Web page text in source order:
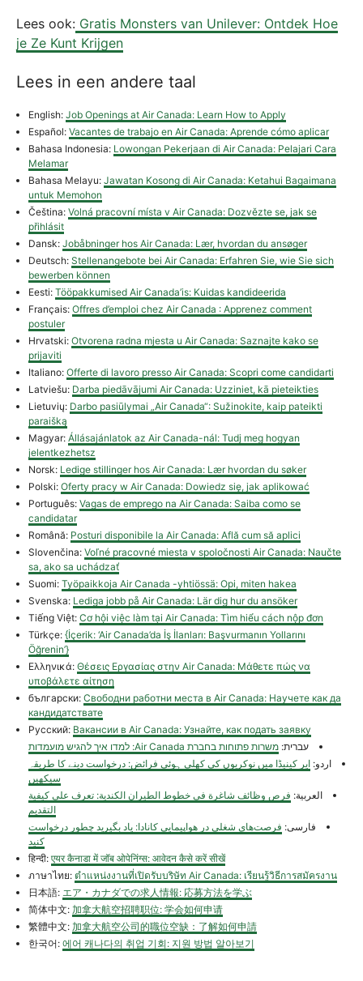
Lees ook: Gratis Monsters van Unilever: Ontdek Hoe
je Ze Kunt Krijgen
Lees in een andere taal
English: Job Openings at Air Canada: Learn How to Apply
Español: Vacantes de trabajo en Air Canada: Aprende cómo aplicar
Bahasa Indonesia: Lowongan Pekerjaan di Air Canada: Pelajari Cara
Melamar
Bahasa Melayu: Jawatan Kosong di Air Canada: Ketahui Bagaimana
untuk Memohon
Čeština: Volná pracovní místa v Air Canada: Dozvězte se, jak se
přihlásit
Dansk: Jobåbninger hos Air Canada: Lær, hvordan du ansøger
Deutsch: Stellenangebote bei Air Canada: Erfahren Sie, wie Sie sich
bewerben können
Eesti: Tööpakkumised Air Canada’is: Kuidas kandideerida
Français: Offres d’emploi chez Air Canada : Apprenez comment
postuler
Hrvatski: Otvorena radna mjesta u Air Canada: Saznajte kako se
prijaviti
Italiano: Offerte di lavoro presso Air Canada: Scopri come candidarti
Latviešu: Darba piedāvājumi Air Canada: Uzziniet, kā pieteikties
Lietuvių: Darbo pasiūlymai „Air Canada“: Sužinokite, kaip pateikti
paraišką
Magyar: Állásajánlatok az Air Canada-nál: Tudj meg hogyan
jelentkezhetsz
Norsk: Ledige stillinger hos Air Canada: Lær hvordan du søker
Polski: Oferty pracy w Air Canada: Dowiedz się, jak aplikować
Português: Vagas de emprego na Air Canada: Saiba como se
candidatar
Română: Posturi disponibile la Air Canada: Află cum să aplici
Slovenčina: Voľné pracovné miesta v spoločnosti Air Canada: Naučte
sa, ako sa uchádzať
Suomi: Työpaikkoja Air Canada -yhtiössä: Opi, miten hakea
Svenska: Lediga jobb på Air Canada: Lär dig hur du ansöker
Tiếng Việt: Cơ hội việc làm tại Air Canada: Tìm hiểu cách nộp đơn
Türkçe: {İçerik: ‘Air Canada’da İş İlanları: Başvurmanın Yollarını
Öğrenin’}
Ελληνικά: Θέσεις Εργασίας στην Air Canada: Μάθετε πώς να
υποβάλετε αίτηση
български: Свободни работни места в Air Canada: Научете как да
кандидатствате
Русский: Вакансии в Air Canada: Узнайте, как подать заявку
עברית: משרות פתוחות בחברת Air Canada: למדו איך להגיש מועמדות
اردو: ایر کینیڈا میں نوکریوں کی کھلی ہوئی فرائض: درخواست دینے کا طریقہ
سیکھیں
العربية: فرص وظائف شاغرة في خطوط الطيران الكندية: تعرف على كيفية
التقديم
فارسی: ‏فرصت‌های شغلی در هواپیمایی کانادا: یاد بگیرید چطور درخواست
کنید
हिन्दी: एयर कैनाडा में जॉब ओपेनिंग्स: आवेदन कैसे करें सीखें
ภาษาไทย: ตำแหน่งงานที่เปิดรับบริษัท Air Canada: เรียนรู้วิธีการสมัครงาน
日本語: エア・カナダでの求人情報: 応募方法を学ぶ
简体中文: 加拿大航空招聘职位: 学会如何申请
繁體中文: 加拿大航空公司的職位空缺：了解如何申請
한국어: 에어 캐나다의 취업 기회: 지원 방법 알아보기